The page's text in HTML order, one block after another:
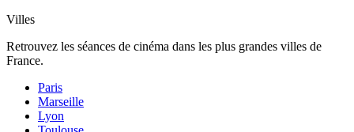
Villes
Retrouvez les séances de cinéma dans les plus grandes villes de
France.
Paris
Marseille
Lyon